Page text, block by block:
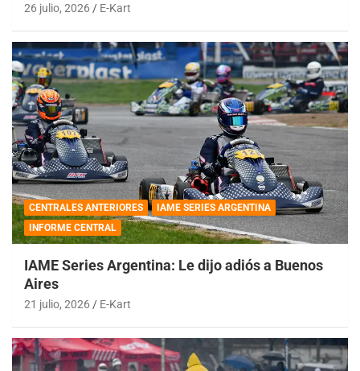
26 julio, 2026 E-Kart
CENTRALES ANTERIORES
IAME SERIES ARGENTINA
INFORME CENTRAL
IAME Series Argentina: Le dijo adiós a Buenos
Aires
21 julio, 2026 E-Kart